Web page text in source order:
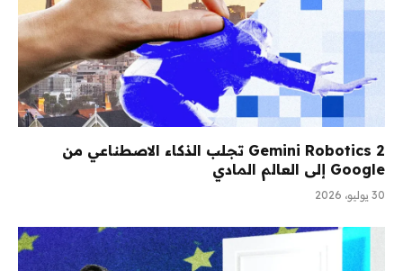
Gemini Robotics 2 تجلب الذكاء الاصطناعي من
Google إلى العالم المادي
30 يوليو، 2026